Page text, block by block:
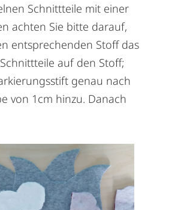
Schnittteile mit einer
achten Sie bitte darauf,
entsprechenden Stoff das
auf den Stoff;
genau nach
von 1cm hinzu. Danach